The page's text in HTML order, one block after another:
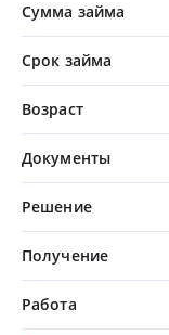
Сумма займа
Срок займа
Возраст
Документы
Решение
Получение
Работа